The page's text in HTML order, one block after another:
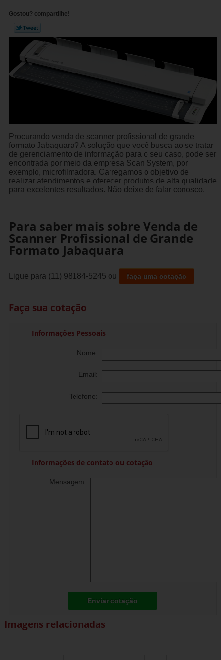
Gostou? compartilhe!
Procurando venda de scanner profissional de grande
formato Jabaquara? A solução que você busca ao se tratar
de gerenciamento de informação para o seu caso, pode ser
encontrada por meio da empresa Scan System, por
exemplo, microfilmadora. Carregamos o objetivo de
realizar atendimentos e oferecer produtos de alta qualidade
para excelentes resultados. Não deixe de falar conosco.
Para saber mais sobre Venda de
Scanner Profissional de Grande
Formato Jabaquara
Ligue para (11) 98184-5245 ou faça uma cotação
Faça sua cotação
Informações Pessoais
Nome:
Email:
Telefone:
Informações de contato ou cotação
Mensagem:
Enviar cotação
Imagens relacionadas